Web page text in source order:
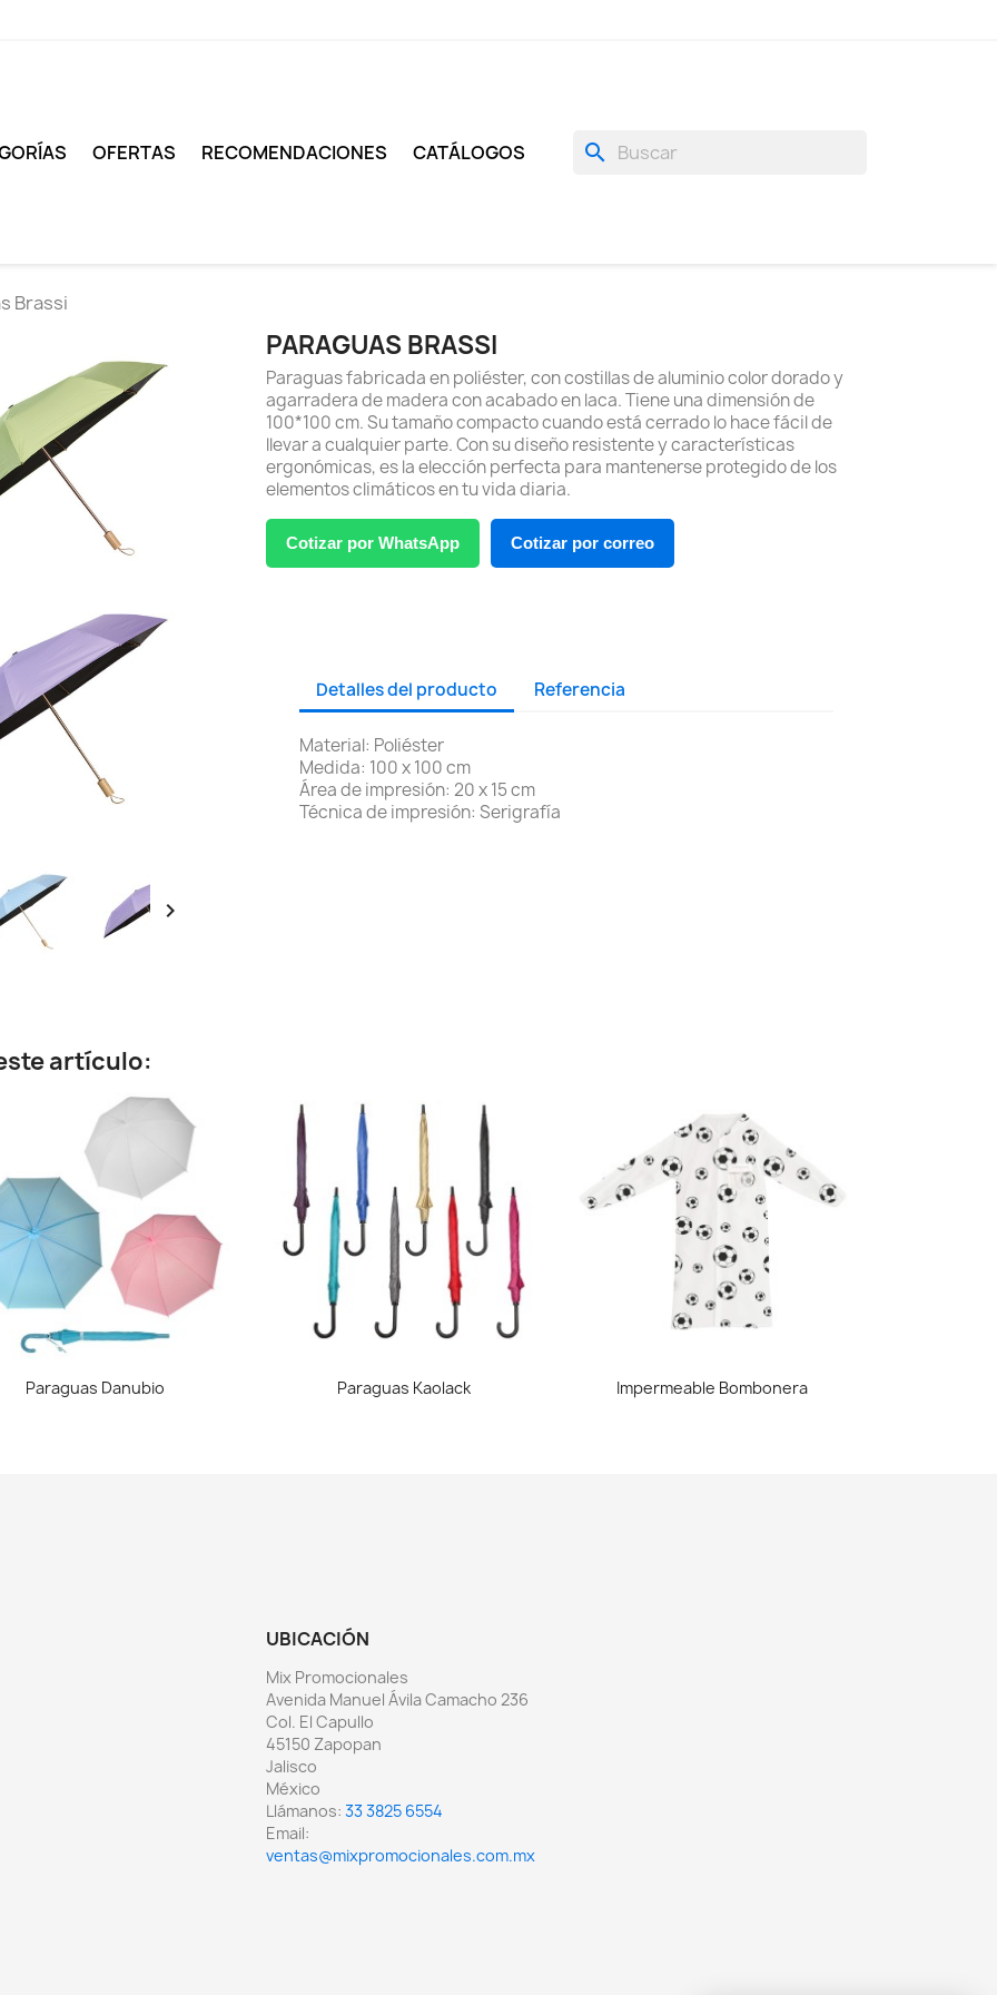
OFERTAS RECOMENDACIONES CATÁLOGOS search
Brassi

PARAGUAS BRASSI
Paraguas fabricada en poliéster, con costillas de aluminio color dorado y
agarradera de madera con acabado en laca. Tiene una dimensión de
100*100 cm. Su tamaño compacto cuando está cerrado lo hace fácil de
llevar a cualquier parte. Con su diseño resistente y características
ergonómicas, es la elección perfecta para mantenerse protegido de los
elementos climáticos en tu vida diaria.
Cotizar por WhatsApp Cotizar por correo
Detalles del producto Referencia
Material: Poliéster
Medida: 100 x 100 cm
Área de impresión: 20 x 15 cm
Técnica de impresión: Serigrafía
artículo:
Vista rápida
Paraguas Danubio Vista rápida
Paraguas Kaolack Vista rápida
Impermeable Bombonera
UBICACIÓN
Mix Promocionales
Avenida Manuel Ávila Camacho 236
Col. El Capullo
45150 Zapopan
Jalisco
México
Llámanos: 33 3825 6554
Email:
ventas@mixpromocionales.com.mx